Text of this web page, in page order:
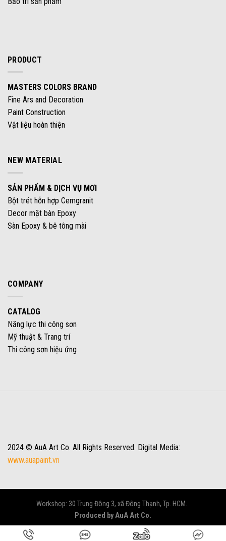
PRODUCT
MASTERS COLORS BRAND
Fine Ars and Decoration
Paint Construction
Vật liệu hoàn thiện
NEW MATERIAL
SẢN PHẨM & DỊCH VỤ MƠI
Bột trét hỗn hợp Cemgranit
Decor mặt bàn Epoxy
Sàn Epoxy & bê tông mài
COMPANY
CATALOG
Năng lực thi công sơn
Mỹ thuật & Trang trí
Thi công sơn hiệu ứng
2024 © AuA Art Co. All Rights Reserved. Digital Media:
www.auapaint.vn
Workshop: 30 Trung Đông 3, xã Đông Thạnh, Tp. HCM.
Produced by AuA Art Co.